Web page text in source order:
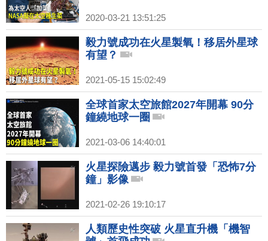
2020-03-21 13:51:25
毅力號成功在火星製氧！移居外星球
有望？
2021-05-15 15:02:49
全球首家太空旅館2027年開幕 90分
鐘繞地球一圈
2021-03-06 14:40:01
火星探險邁步 毅力號首發「恐怖7分
鐘」影像
2021-02-26 19:10:17
人類歷史性突破 火星直升機「機智